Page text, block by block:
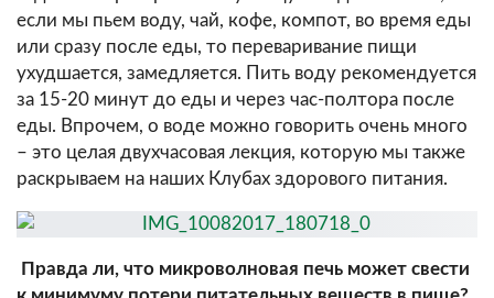
если мы пьем воду, чай, кофе, компот, во время еды
или сразу после еды, то переваривание пищи
ухудшается, замедляется. Пить воду рекомендуется
за 15-20 минут до еды и через час-полтора после
еды. Впрочем, о воде можно говорить очень много
– это целая двухчасовая лекция, которую мы также
раскрываем на наших Клубах здорового питания.
Правда ли, что микроволновая печь может свести